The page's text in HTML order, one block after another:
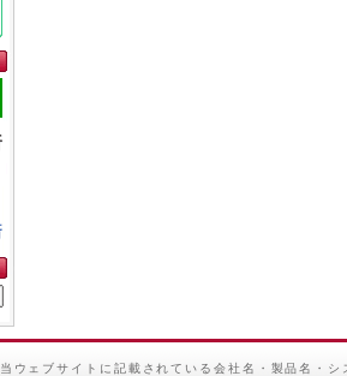
当ウェブサイトに記載されている会社名・製品名・